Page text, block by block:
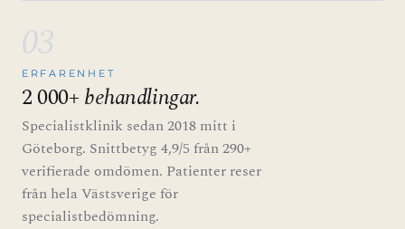
03
ERFARENHET
2 000+behandlingar.
Specialistklinik sedan 2018 mitt i
Göteborg. Snittbetyg 4,9/5 från 290+
verifierade omdömen. Patienter reser
från hela Västsverige för
specialistbedömning.